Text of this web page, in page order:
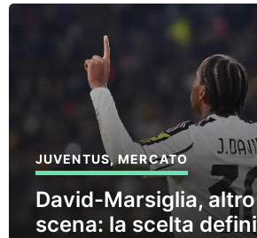
JUVENTUS,MERCATO
David-Marsiglia,
scena: la scelta